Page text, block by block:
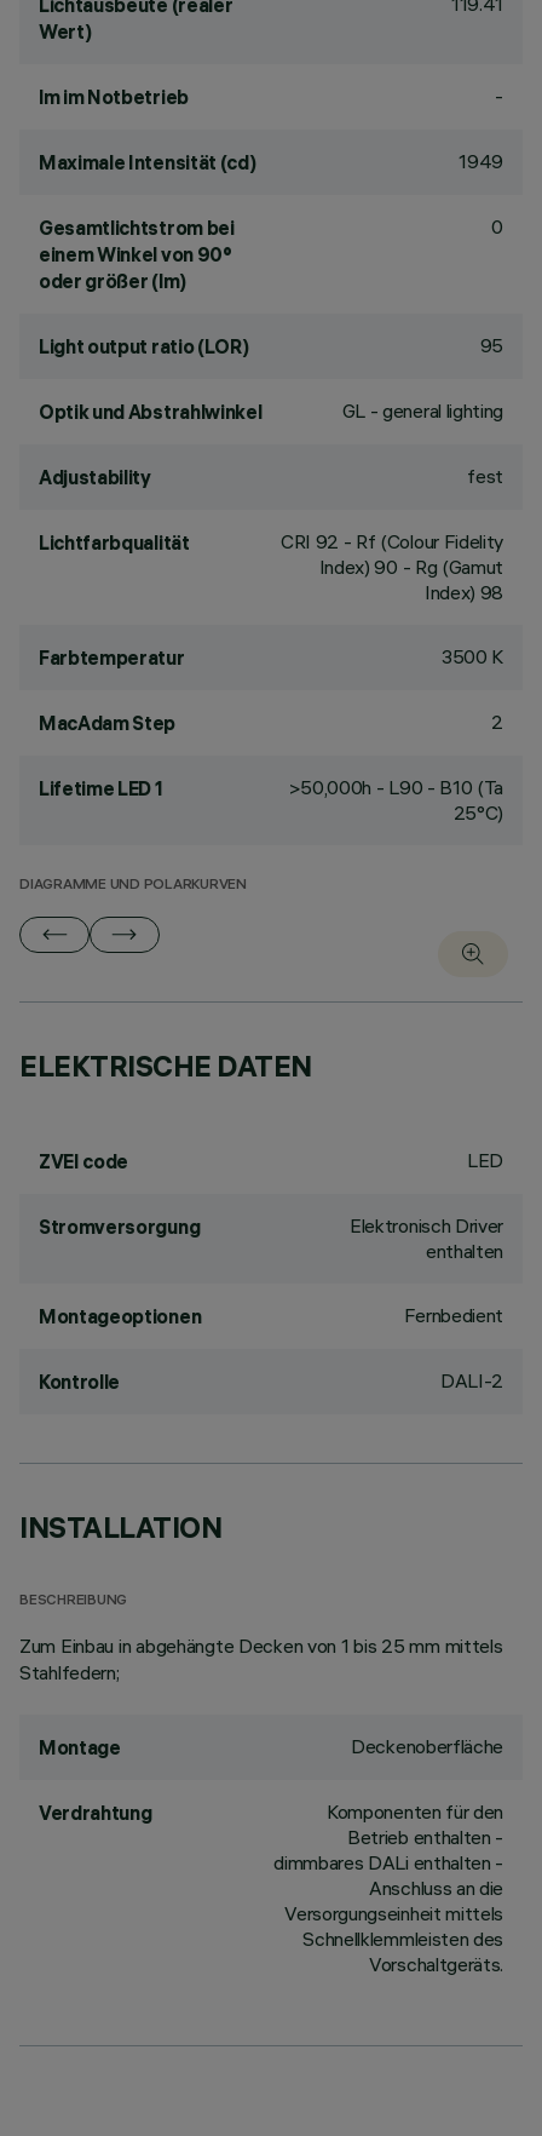
Lichtausbeute (realer
Wert)
lm im Notbetrieb -
Maximale Intensität (cd) 1949
Gesamtlichtstrom bei
einem Winkel von 90°
oder größer (lm)
0
Light output ratio (LOR) 95
Optik und Abstrahlwinkel GL - general lighting
Adjustability fest
Lichtfarbqualität CRI 92 - Rf (Colour Fidelity
Index) 90 - Rg (Gamut
Index) 98
Farbtemperatur 3500 K
MacAdam Step 2
Lifetime LED 1
>50,000h - L90 - B10 (Ta
25°C)
DIAGRAMME UND POLARKURVEN
ELEKTRISCHE DATEN
ZVEI code LED
Stromversorgung
Elektronisch Driver
enthalten
Montageoptionen Fernbedient
Kontrolle DALI-2
INSTALLATION
BESCHREIBUNG
Zum Einbau in abgehängte Decken von 1 bis 25 mm mittels
Stahlfedern;
Montage Deckenoberfläche
Verdrahtung
Komponenten für den
Betrieb enthalten -
dimmbares DALi enthalten -
Anschluss an die
Versorgungseinheit mittels
Schnellklemmleisten des
Vorschaltgeräts.